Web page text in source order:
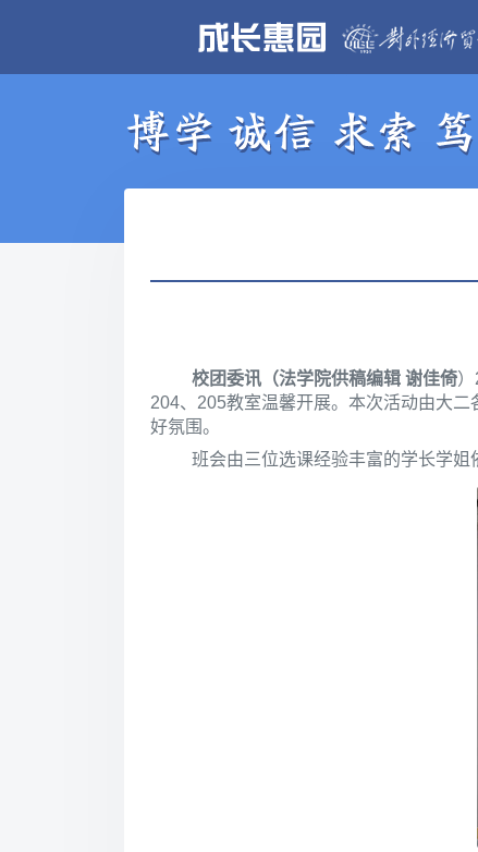
校团委讯（法学院供稿编辑 谢佳倚）
204、205教室温馨开展。本次活动由大
好氛围。
班会由三位选课经验丰富的学长学姐